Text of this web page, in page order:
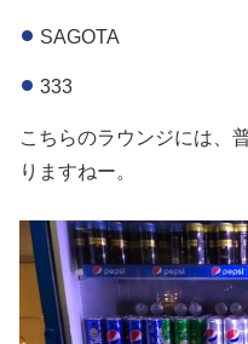
SAGOTA
333
こちらのラウンジには、
りますねー。